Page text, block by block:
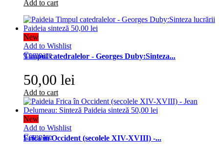
Add to cart
New
Add to Wishlist
Compare
Timpul catedralelor - Georges Duby:Sinteza...
50,00 lei
Add to cart
New
Add to Wishlist
Compare
Frica în Occident (secolele XIV-XVIII) -...